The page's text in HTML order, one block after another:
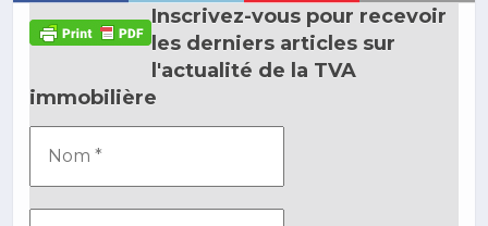
Inscrivez-vous pour recevoir
les derniers articles sur
l'actualité de la TVA
immobilière